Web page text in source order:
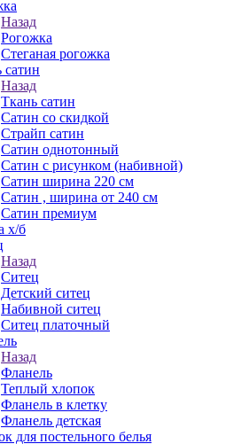
Назад
Рогожка
Стеганая рогожка
сатин
Назад
Ткань сатин
Сатин со скидкой
Страйп сатин
Сатин однотонный
Сатин с рисунком (набивной)
Сатин ширина 220 см
Сатин , ширина от 240 см
Сатин премиум
х/б
Назад
Ситец
Детский ситец
Набивной ситец
Ситец платочный
Назад
Фланель
Теплый хлопок
Фланель в клетку
Фланель детская
для постельного белья